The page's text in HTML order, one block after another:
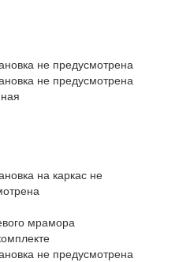
не предусмотрена
не предусмотрена
на каркас не
мрамора
не предусмотрена